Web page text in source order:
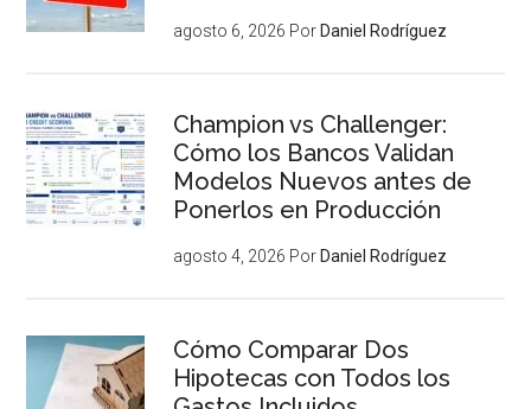
agosto 6, 2026 Por Daniel Rodríguez
Champion vs Challenger:
Cómo los Bancos Validan
Modelos Nuevos antes de
Ponerlos en Producción
agosto 4, 2026 Por Daniel Rodríguez
Cómo Comparar Dos
Hipotecas con Todos los